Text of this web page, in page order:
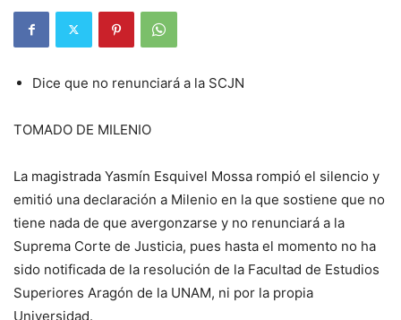
Dice que no renunciará a la SCJN
TOMADO DE MILENIO
La magistrada Yasmín Esquivel Mossa rompió el silencio y
emitió una declaración a Milenio en la que sostiene que no
tiene nada de que avergonzarse y no renunciará a la
Suprema Corte de Justicia, pues hasta el momento no ha
sido notificada de la resolución de la Facultad de Estudios
Superiores Aragón de la UNAM, ni por la propia
Universidad.